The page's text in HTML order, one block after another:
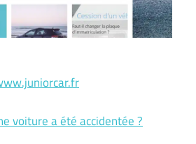
voiture a été accidentée ?